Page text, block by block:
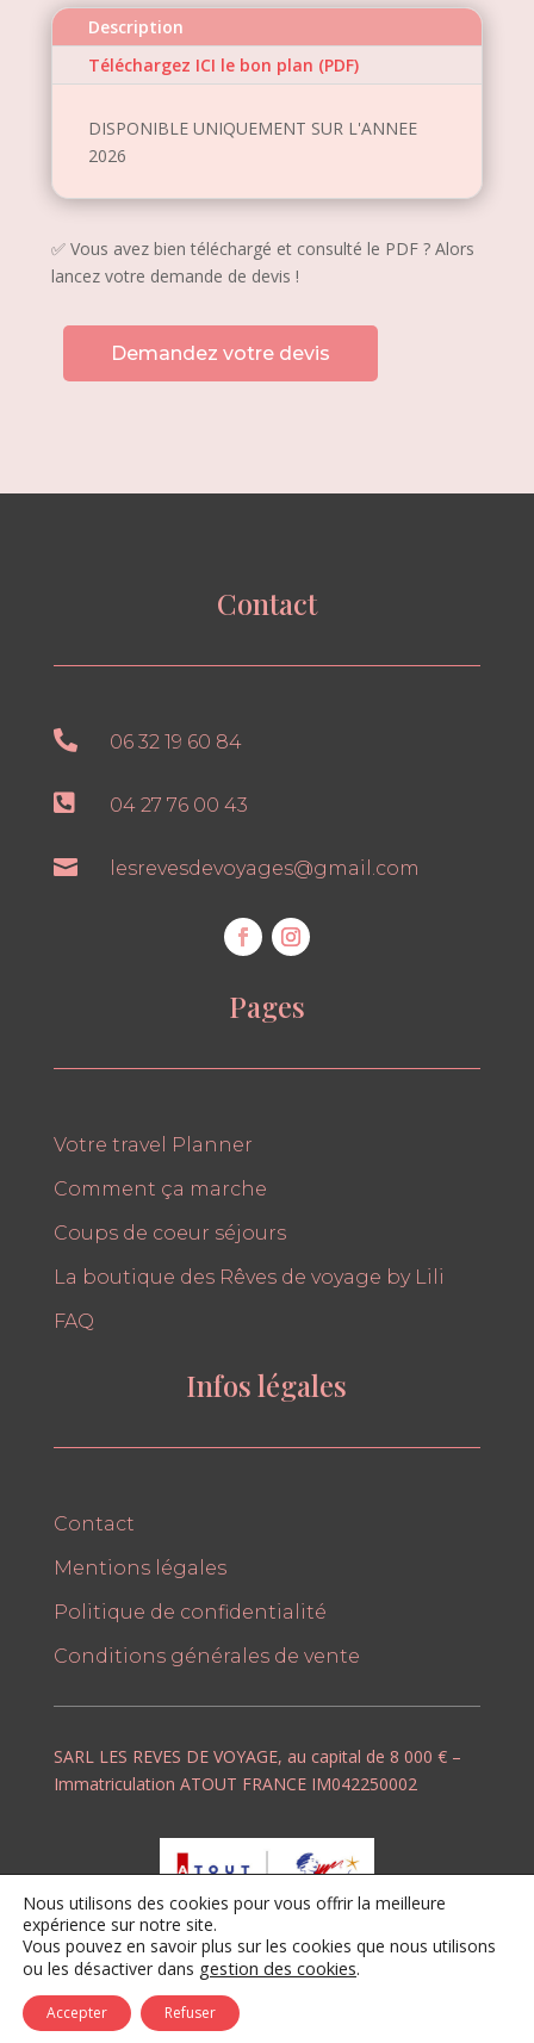
Description
Téléchargez ICI le bon plan (PDF)
DISPONIBLE UNIQUEMENT SUR L'ANNEE
2026
✅ Vous avez bien téléchargé et consulté le PDF ? Alors
lancez votre demande de devis !
Demandez votre devis
Contact
 06 32 19 60 84
 04 27 76 00 43
 lesrevesdevoyages@gmail.com
Pages
Votre travel Planner
Comment ça marche
Coups de coeur séjours
La boutique des Rêves de voyage by Lili
FAQ
Infos légales
Contact
Mentions légales
Politique de confidentialité
Conditions générales de vente
SARL LES REVES DE VOYAGE, au capital de 8 000 € –
Immatriculation ATOUT FRANCE IM042250002
Copyright © 2026 - Les Rêves de Voyage by Lili -
Tous droits réservés
Nous utilisons des cookies pour vous offrir la meilleure
expérience sur notre site.
Vous pouvez en savoir plus sur les cookies que nous utilisons
ou les désactiver dans gestion des cookies.
Accepter Refuser